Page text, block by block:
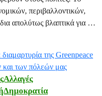
περιβαλλοντικών,
απολύτως βλαπτικά για το